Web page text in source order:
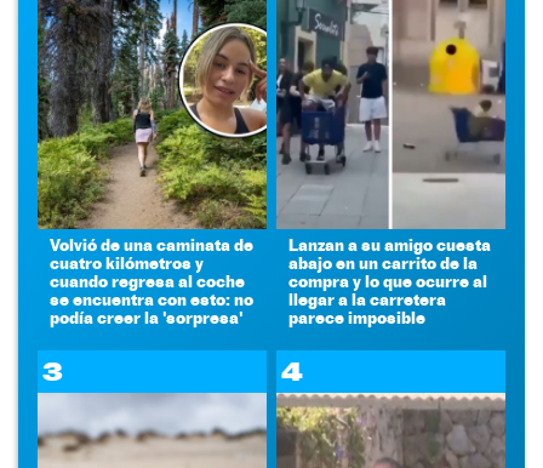
Volvió de una caminata de
cuatro kilómetros y
cuando regresa al coche
se encuentra con esto: no
podía creer la 'sorpresa'
Lanzan a su amigo cuesta
abajo en un carrito de la
compra y lo que ocurre al
llegar a la carretera
parece imposible
3 4